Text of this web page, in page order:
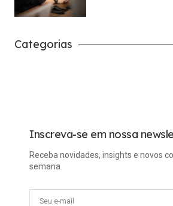
Categorias
Inscreva-se em nossa
Receba novidades, insights e novos
semana.